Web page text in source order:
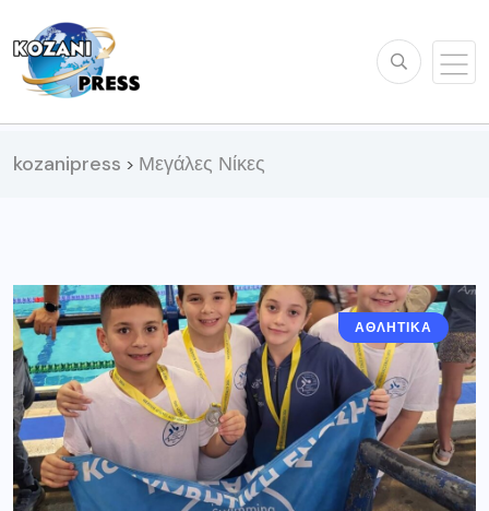
kozanipress > Μεγάλες Νίκες
ΑΘΛΗΤΙΚΆ